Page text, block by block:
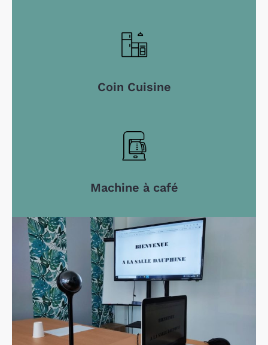
Coin Cuisine
Machine à café